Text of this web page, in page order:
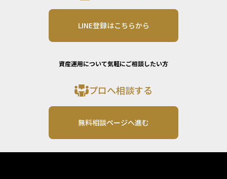
LINE登録はこちらから
資産運用について気軽にご相談したい方
プロへ相談する
無料相談ページへ進む